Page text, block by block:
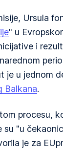
Ursula
" u
i
je u jednom
Balkana.
procesu,
su "u
je za